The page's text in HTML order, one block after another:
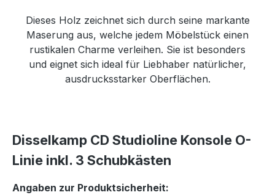
Dieses Holz zeichnet sich durch seine markante
Maserung aus, welche jedem Möbelstück einen
rustikalen Charme verleihen. Sie ist besonders
und eignet sich ideal für Liebhaber natürlicher,
ausdrucksstarker Oberflächen.
Disselkamp CD Studioline Konsole O-
Linie inkl. 3 Schubkästen
Angaben zur Produktsicherheit: